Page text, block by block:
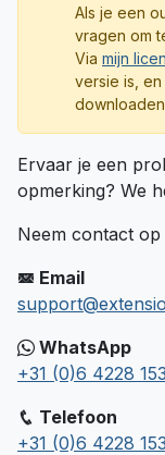
Als je een
vragen om
Via mijn
versie is,
Ervaar je een
opmerking? We
Neem contact
Email
WhatsApp
+31 (0)6 4228
Telefoon
+31 (0)6 4228